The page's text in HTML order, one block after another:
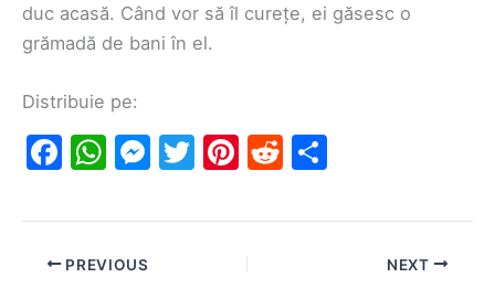
duc acasă. Când vor să îl curețe, ei găsesc o
grămadă de bani în el.
Distribuie pe:
F
c
e
W
at
s
M
s
T
itt
Pi
er
e
R
d ar
PREVIOUS NEXT